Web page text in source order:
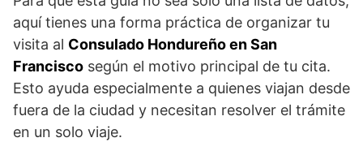
aquí tienes una forma práctica de organizar tu
visita al Consulado Hondureño en San
Francisco según el motivo principal de tu cita.
Esto ayuda especialmente a quienes viajan desde
fuera de la ciudad y necesitan resolver el trámite
en un solo viaje.